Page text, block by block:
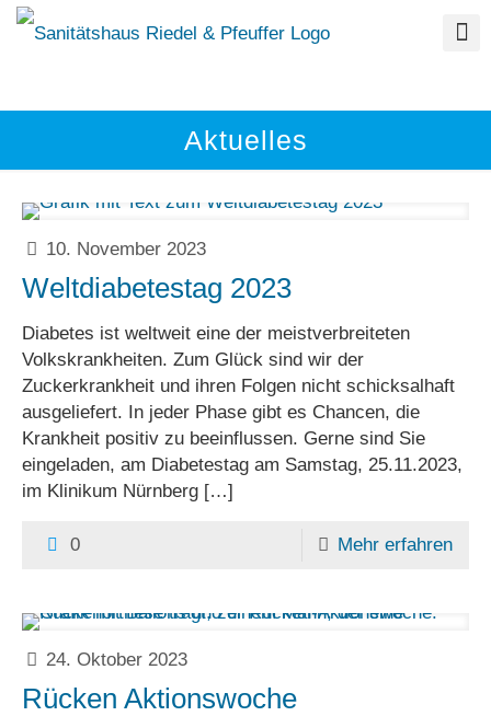
Aktuelles
10. November 2023
Weltdiabetestag 2023
Diabetes ist weltweit eine der meistverbreiteten
Volkskrankheiten. Zum Glück sind wir der
Zuckerkrankheit und ihren Folgen nicht schicksalhaft
ausgeliefert. In jeder Phase gibt es Chancen, die
Krankheit positiv zu beeinflussen. Gerne sind Sie
eingeladen, am Diabetestag am Samstag, 25.11.2023,
im Klinikum Nürnberg […]
0 Mehr erfahren
24. Oktober 2023
Rücken Aktionswoche